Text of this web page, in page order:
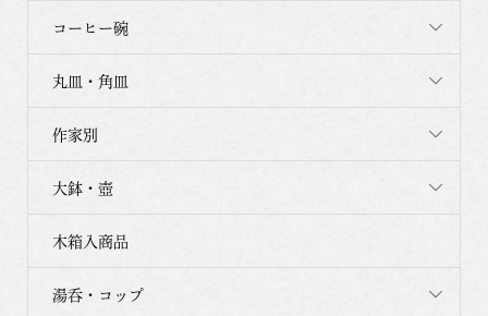
コーヒー碗
丸皿・角皿
作家別
大鉢・壺
木箱入商品
湯呑・コップ